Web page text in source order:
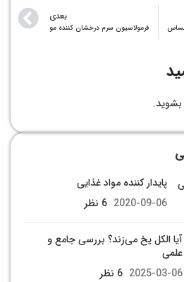
حساس
بعدی
فرمولاسیون سرم درخشان کننده مو
بشوید.
پایدار کننده مواد غذایی
2020-09-06 6 نظر
آیا الکل یخ می‌زند؟ بررسی جامع و
علمی
2025-03-06 6 نظر